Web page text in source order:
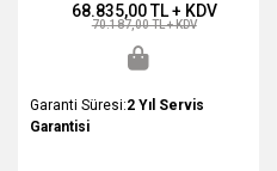
68.835,00 TL + KDV
70.187,00 TL + KDV
Garanti Süresi:2 Yıl Servis
Garantisi